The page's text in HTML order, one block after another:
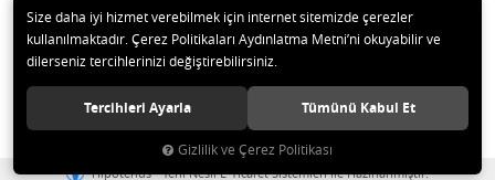
İLETİŞİM
© 2020 MAG OTOMOTİV Tüm hakları saklıdır.
Hipotenüs Yeni Nesil E-Ticaret Sistemleri ile Hazırlanmıştır.
Size daha iyi hizmet verebilmek için internet sitemizde çerezler
kullanılmaktadır. Çerez Politikaları Aydınlatma Metni’ni okuyabilir ve
dilerseniz tercihlerinizi değiştirebilirsiniz.
Tercihleri Ayarla Tümünü Kabul Et
Gizlilik ve Çerez Politikası